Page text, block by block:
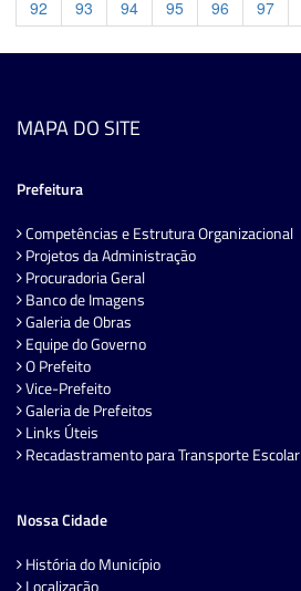
92 93 94 95 96 97
MAPA DO SITE
Prefeitura
Competências e Estrutura Organizacional
Projetos da Administração
Procuradoria Geral
Banco de Imagens
Galeria de Obras
Equipe do Governo
O Prefeito
Vice-Prefeito
Galeria de Prefeitos
Links Úteis
Recadastramento para Transporte Escolar
Nossa Cidade
História do Município
Localização